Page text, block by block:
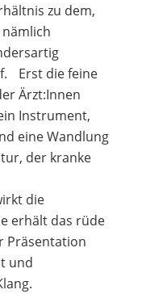
zu dem,
Erst die feine
Ärzt:Innen
Instrument,
eine Wandlung
der kranke
die
erhält das rüde
Präsentation
und